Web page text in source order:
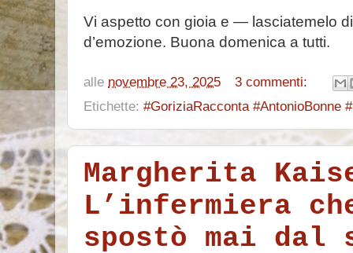
Vi aspetto con gioia e — lasciatemelo
d’emozione. Buona domenica a tutti.
alle novembre 23, 2025
3 commenti:
Etichette: #GoriziaRacconta #AntonioBonne
Margherita
L’infermiera
spostò mai dal